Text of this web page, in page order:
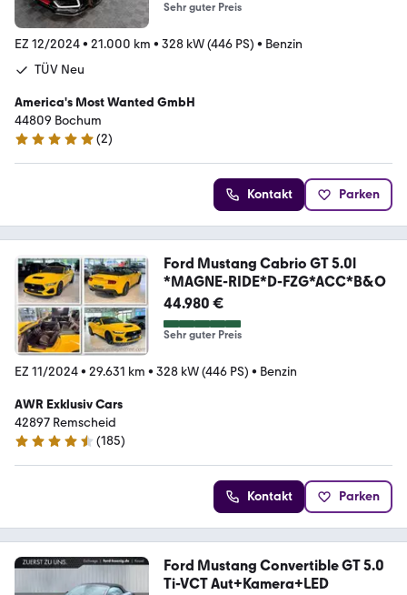
Sehr guter Preis
EZ 12/2024• 21.000 km • 328 kW (446 PS) • Benzin
TÜV Neu
America's Most Wanted GmbH
44809 Bochum
4.8 Sterne
(2)
Kontakt Parken
Ford Mustang Cabrio GT 5.0l
*MAGNE-RIDE*D-FZG*ACC*B&O
44.980 €
Sehr guter Preis
EZ 11/2024• 29.631 km • 328 kW (446 PS) • Benzin
AWR Exklusiv Cars
42897 Remscheid
4.7 Sterne
(185)
Kontakt Parken
Ford Mustang Convertible GT 5.0
Ti-VCT Aut+Kamera+LED